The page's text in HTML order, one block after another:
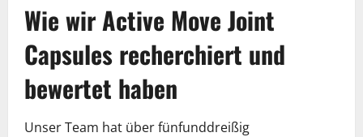
Wie wir Active Move Joint
Capsules recherchiert und
bewertet haben
Unser Team hat über fünfunddreißig